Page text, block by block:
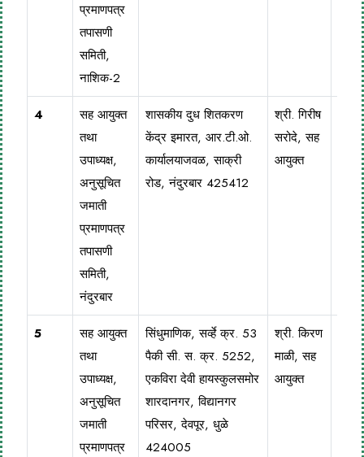
प्रमाणपत्र
तपासणी
समिती,
नाशिक-2
4
सह आयुक्त
तथा
उपाध्यक्ष,
अनुसूचित
जमाती
प्रमाणपत्र
तपासणी
समिती,
नंदुरबार
शासकीय दुध शितकरण
केंद्र इमारत, आर.टी.ओ.
कार्यालयाजवळ, साक्री
रोड, नंदुरबार 425412
श्री. गिरीष
सरोदे, सह
आयुक्त
5
सह आयुक्त
तथा
उपाध्यक्ष,
अनुसूचित
जमाती
प्रमाणपत्र
सिंधुमाणिक, सर्व्हे क्र. 53
पैकी सी. स. क्र. 5252,
एकविरा देवी हायस्कुलसमोर
शारदानगर, विद्यानगर
परिसर, देवपूर, धुळे
424005
श्री. किरण
माळी, सह
आयुक्त